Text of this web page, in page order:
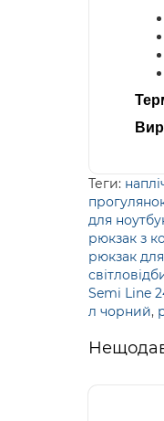
Теги:
для
рюкзак з
рюкзак
Semi Line
л чорний,